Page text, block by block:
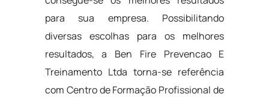
para sua empresa. Possibilitando
diversas escolhas para os melhores
resultados, a Ben Fire Prevencao E
Treinamento Ltda torna-se referência
com Centro de Formação Profissional de